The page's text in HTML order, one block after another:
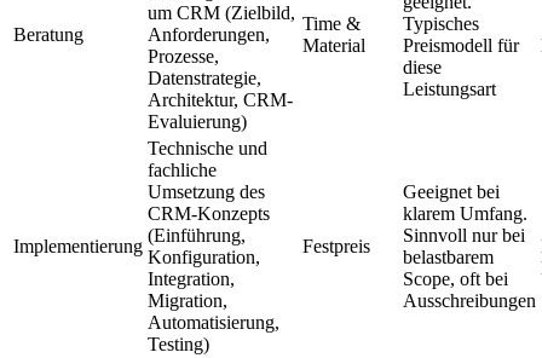
Beratung
um CRM (Zielbild,
Anforderungen,
Prozesse,
Datenstrategie,
Architektur, CRM-
Evaluierung)
Time &
Material
Typisches
Preismodell für
diese
Leistungsart
Implementierung
Technische und
fachliche
Umsetzung des
CRM-Konzepts
(Einführung,
Konfiguration,
Integration,
Migration,
Automatisierung,
Testing)
Festpreis
Geeignet bei
klarem Umfang.
Sinnvoll nur bei
belastbarem
Scope, oft bei
Ausschreibungen